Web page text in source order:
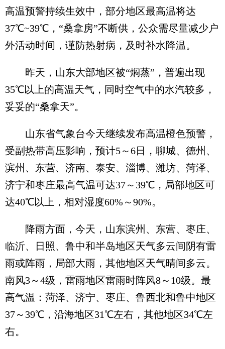
高温预警持续生效中，部分地区最高温将达
37℃~39℃，“桑拿房”不断供，公众需尽量减少户
外活动时间，谨防热射病，及时补水降温。
昨天，山东大部地区被“焖蒸”，普遍出现
35℃以上的高温天气，同时空气中的水汽较多，
妥妥的“桑拿天”。
山东省气象台今天继续发布高温橙色预警，
受副热带高压影响，预计5～6日，聊城、德州、
滨州、东营、济南、泰安、淄博、潍坊、菏泽、
济宁和枣庄最高气温可达37～39℃，局部地区可
达40℃以上，相对湿度60%～90%。
降雨方面，今天，山东滨州、东营、枣庄、
临沂、日照、鲁中和半岛地区天气多云间阴有雷
雨或阵雨，局部大雨，其他地区天气晴间多云。
南风3～4级，雷雨地区雷雨时阵风8～10级。最
高气温：菏泽、济宁、枣庄、鲁西北和鲁中地区
37～39℃，沿海地区31℃左右，其他地区34℃左
右。